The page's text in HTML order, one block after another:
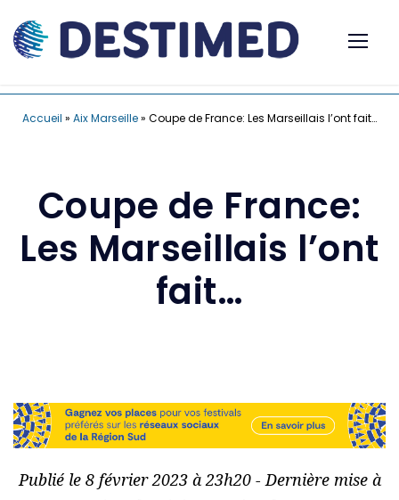
Accueil » Aix Marseille» Coupe de France: Les Marseillais l’ont fait…
Coupe de France:
Les Marseillais l’ont
fait…
Publié le 8 février 2023 à 23h20 - Dernière mise à